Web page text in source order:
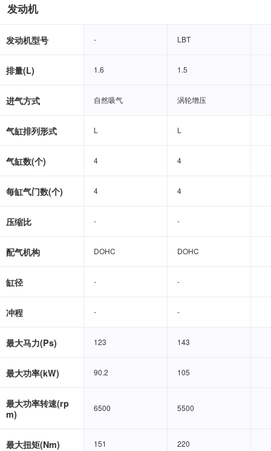
发动机
发动机型号 - LBT
排量(L) 1.6 1.5
进气方式 自然吸气 涡轮增压
气缸排列形式 L L
气缸数(个) 4 4
每缸气门数(个) 4 4
压缩比 - -
配气机构 DOHC DOHC
缸径 - -
冲程 - -
最大马力(Ps) 123 143
最大功率(kW) 90.2 105
最大功率转速(rp
m)
6500 5500
最大扭矩(Nm) 151 220
- LBT
1.6 1.5
自然吸气 涡轮增压
L L
4 4
4 4
- -
DOHC DOHC
- -
- -
123 143
90.2 105
6500 5500
151 220